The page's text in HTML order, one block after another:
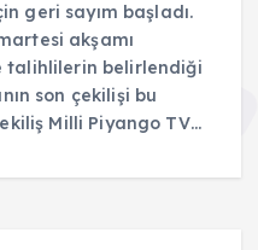
geri sayım başladı.
akşamı
talihlilerin belirlendiği
son çekilişi bu
Milli Piyango TV…